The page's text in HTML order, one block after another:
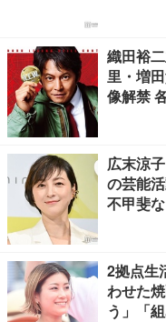
織田裕
里・増
像解禁
広末涼
の芸能
不甲斐
2拠点生
わせた
う」「